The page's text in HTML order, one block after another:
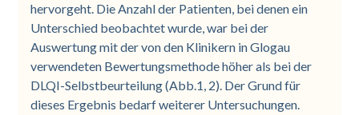
hervorgeht. Die Anzahl der Patienten, bei denen ein
Unterschied beobachtet wurde, war bei der
Auswertung mit der von den Klinikern in Glogau
verwendeten Bewertungsmethode höher als bei der
DLQI-Selbstbeurteilung (Abb.1, 2). Der Grund für
dieses Ergebnis bedarf weiterer Untersuchungen.